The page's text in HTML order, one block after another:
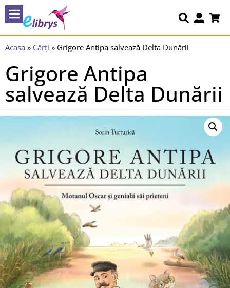
Acasa » Cărți » Grigore Antipa salvează Delta Dunării
Grigore Antipa
salvează Delta Dunării